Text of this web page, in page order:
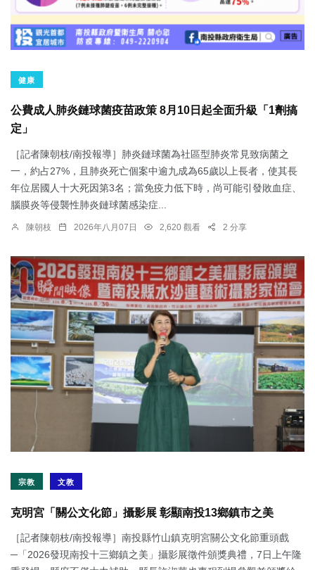
健康
公費成人肺炎鏈球菌疫苗政策 8月10日起全面升級「1劑搞
定」
［記者陳朝枝/南投報導］肺炎鏈球菌為社區型肺炎常見致病菌之
一，約占27%，且肺炎死亡個案中逾九成為65歲以上長者，使其長
年位居國人十大死因第3名；當免疫力低下時，尚可能引發敗血症、
腦膜炎等侵襲性肺炎鏈球菌感染症...
陳朝枝 2026年八月07日 2,620 觀看 2 分享
宗教 文教
克明宮「關公文化節」攝影展 彰顯南投13鄉鎮市之美
［記者陳朝枝/南投報導］南投縣竹山鎮克明宮關公文化節重頭戲
─「2026發現南投十三鄉鎮之美」攝影展徵件頒獎典禮，7日上午隆